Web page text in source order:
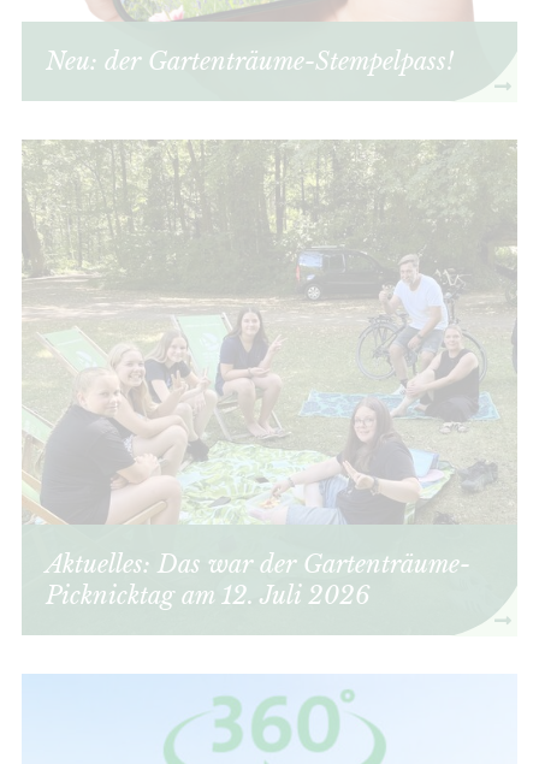
Neu: der Gartenträume-Stempelpass!
Aktuelles: Das war der Gartenträume-
Picknicktag am 12. Juli 2026